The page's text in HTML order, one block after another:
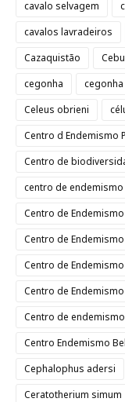
cavalo selvagem
cavalos lavradeiros
Cazaquistão
cegonha
Celeus obrieni
Centro d Endemismo
Centro de
centro de endemismo
Centro de
Centro de
Centro de
Centro de
Centro de
Centro Endemismo
Cephalophus adersi
Ceratotherium simum